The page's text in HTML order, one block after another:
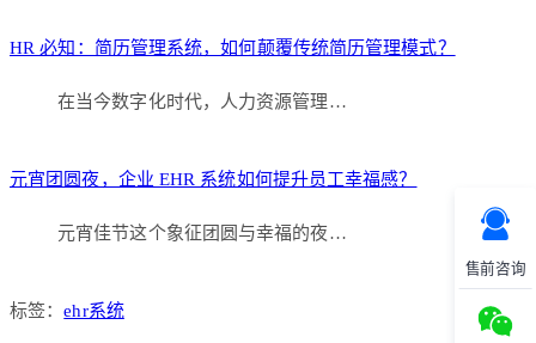
售前咨询
HR 必知：简历管理系统，如何颠覆传统简历管理模式？
在当今数字化时代，人力资源管理…
元宵团圆夜，企业 EHR 系统如何提升员工幸福感？
元宵佳节这个象征团圆与幸福的夜…
标签：ehr系统